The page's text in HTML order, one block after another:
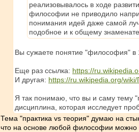
реализовывалось в ходе
философии не приводило
понимания идей даже самой
подобное и к общему
Вы сужаете понятие "философия" в
Еще раз ссылка: https://
И другая: https://ru.wikipedia.org/wiki/
Я так понимаю, что вы и саму тему
дисциплина, которая исследует
Тема "практика vs теория" думаю на
что на основе любой философии можно